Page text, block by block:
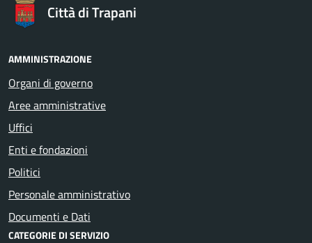
Città di Trapani
AMMINISTRAZIONE
Organi di governo
Aree amministrative
Uffici
Enti e fondazioni
Politici
Personale amministrativo
Documenti e Dati
CATEGORIE DI SERVIZIO